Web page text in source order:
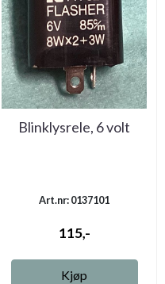
Blinklysrele, 6 volt
Art.nr: 0137101
115,-
Kjøp